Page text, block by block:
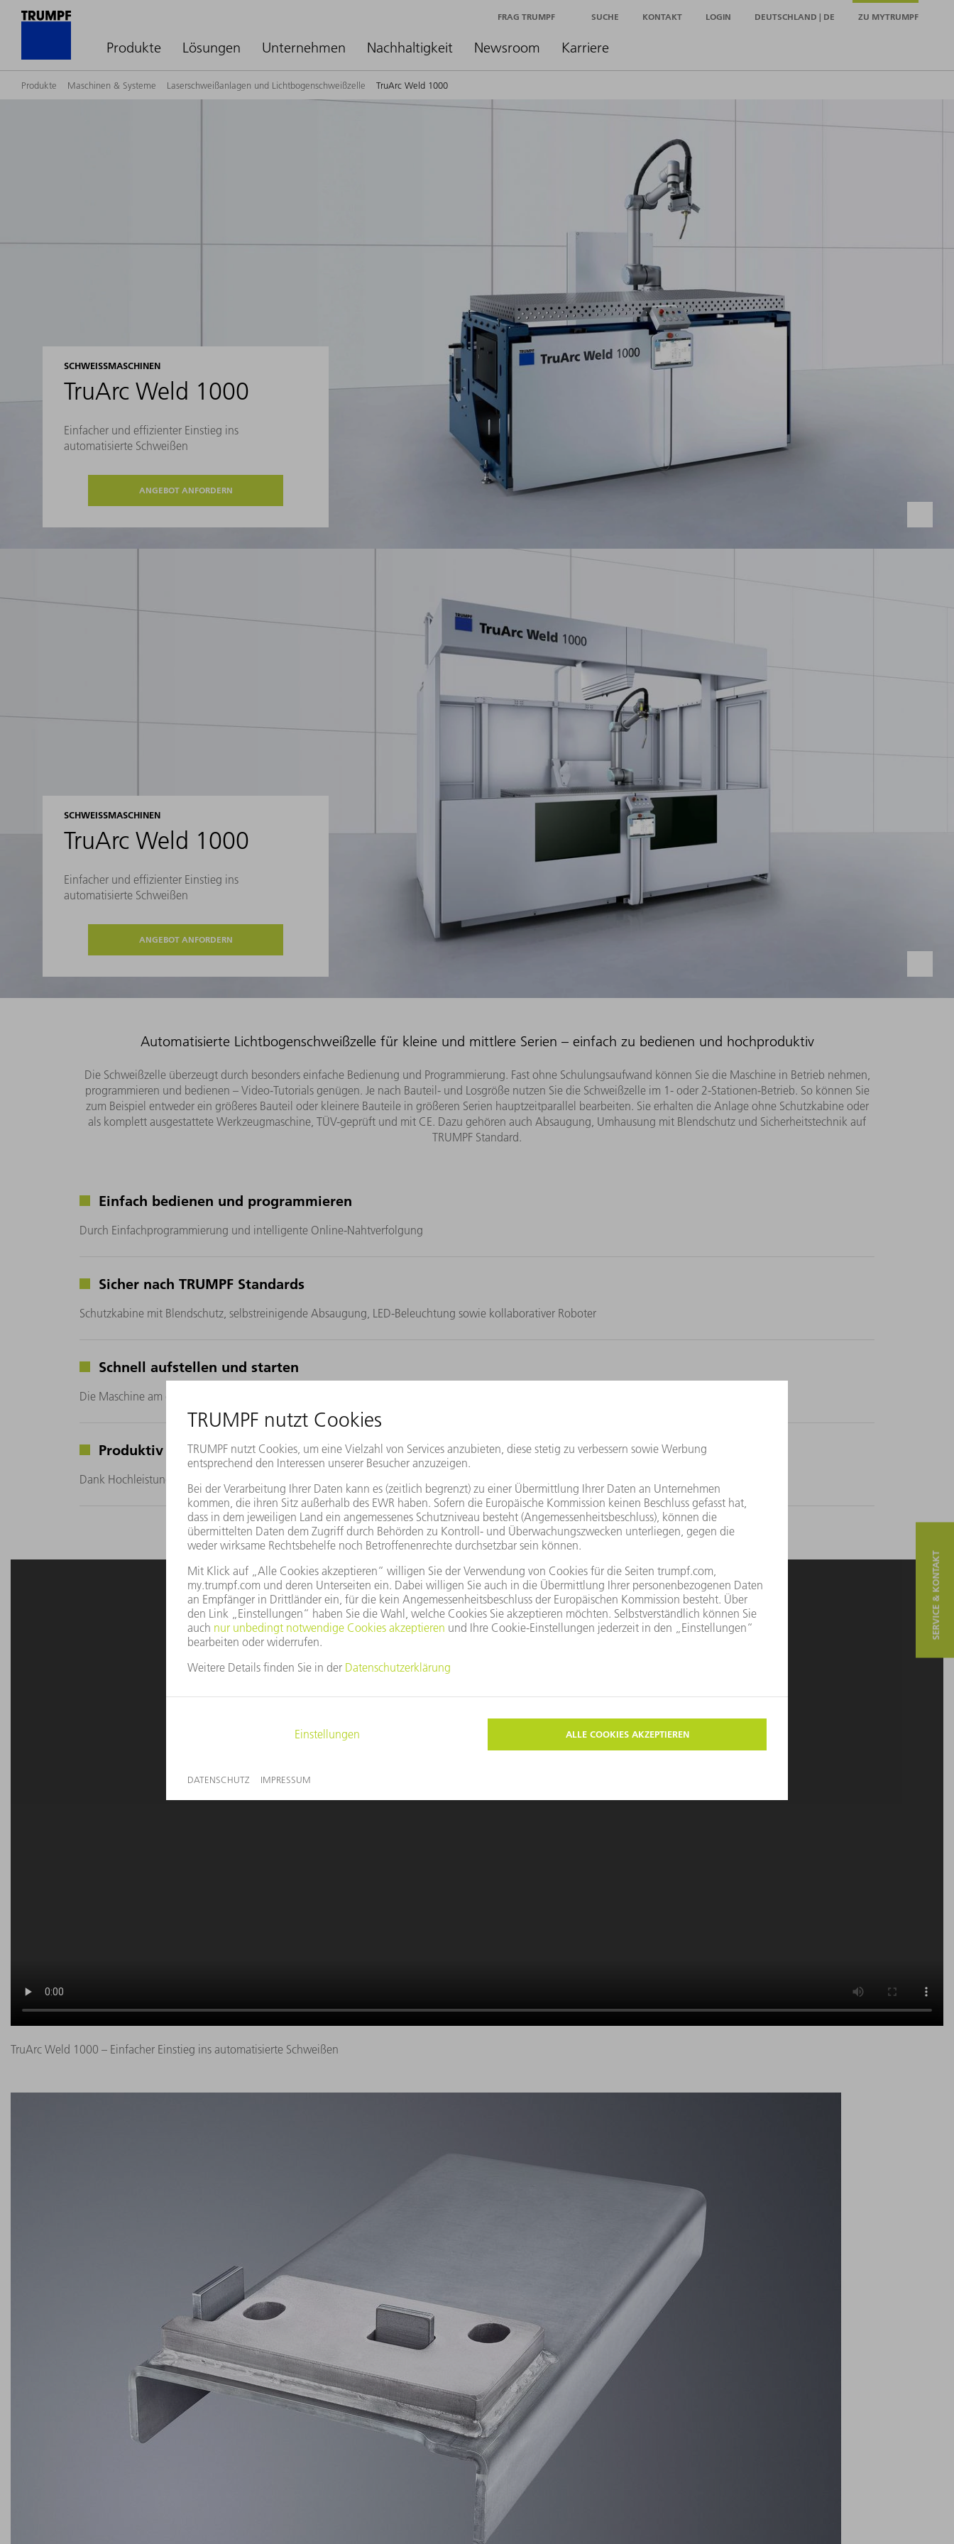
Produkte Lösungen Unternehmen Nachhaltigkeit Newsroom Karriere
FRAG TRUMPF SUCHE KONTAKT LOGIN DEUTSCHLAND | DE ZU MYTRUMPF
Produkte Maschinen & Systeme Laserschweißanlagen und Lichtbogenschweißzelle TruArc Weld 1000
SCHWEISSMASCHINEN
TruArc Weld 1000
Einfacher und effizienter Einstieg ins
automatisierte Schweißen
ANGEBOT ANFORDERN
SCHWEISSMASCHINEN
TruArc Weld 1000
Einfacher und effizienter Einstieg ins
automatisierte Schweißen
ANGEBOT ANFORDERN
Automatisierte Lichtbogenschweißzelle für kleine und mittlere Serien – einfach zu bedienen und hochproduktiv
Die Schweißzelle überzeugt durch besonders einfache Bedienung und Programmierung. Fast ohne Schulungsaufwand können Sie die Maschine in Betrieb nehmen,
programmieren und bedienen – Video-Tutorials genügen. Je nach Bauteil- und Losgröße nutzen Sie die Schweißzelle im 1- oder 2-Stationen-Betrieb. So können Sie
zum Beispiel entweder ein größeres Bauteil oder kleinere Bauteile in größeren Serien hauptzeitparallel bearbeiten. Sie erhalten die Anlage ohne Schutzkabine oder
als komplett ausgestattete Werkzeugmaschine, TÜV-geprüft und mit CE. Dazu gehören auch Absaugung, Umhausung mit Blendschutz und Sicherheitstechnik auf
TRUMPF Standard.
Einfach bedienen und programmieren
Durch Einfachprogrammierung und intelligente Online-Nahtverfolgung
Sicher nach TRUMPF Standards
Schutzkabine mit Blendschutz, selbstreinigende Absaugung, LED-Beleuchtung sowie kollaborativer Roboter
Schnell aufstellen und starten
Die Maschine am gewünschten Platz aufstellen und in wenigen Stunden selbständig in Betrieb nehmen
Produktiv schweißen
Dank Hochleistungs-Equipment von Fronius und hauptzeitparallelem Rüsten im 2-Stationen-Betrieb
TruArc Weld 1000 – Einfacher Einstieg ins automatisierte Schweißen
SERVICE & KONTAKT